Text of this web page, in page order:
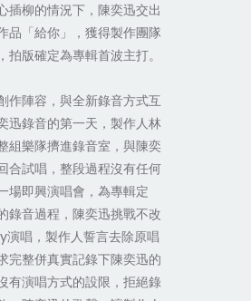
插柳的情況下，陳奕迅交出
品「給你」，獲得製作團隊
拍版確定為專輯首波主打。
作陣容，與全新錄音方式互
迅錄音的第一天，製作人林
組樂隊擠進錄音室，與陳奕
合試唱，整段過程沒有任何
場即興演唱會，為專輯定
錄音過程，陳奕迅挑戰不改
唱，製作人誓言去除原唱
完整併真實記錄下陳奕迅的
有演唱方式的設限，拒絕錄